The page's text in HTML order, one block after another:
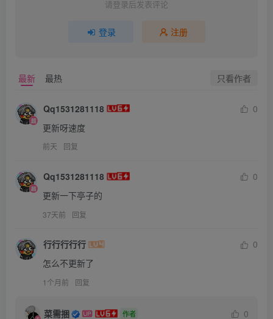
请登录后发表评论
登录 注册
最新 最热 只看作者
Qq1531281118
0
更新呀速度
前天 回复
Qq1531281118
0
更新一下亭子的
37天前 回复
行行行行行
0
怎么不更新了
1个月前 回复
菜需捆 作者 0